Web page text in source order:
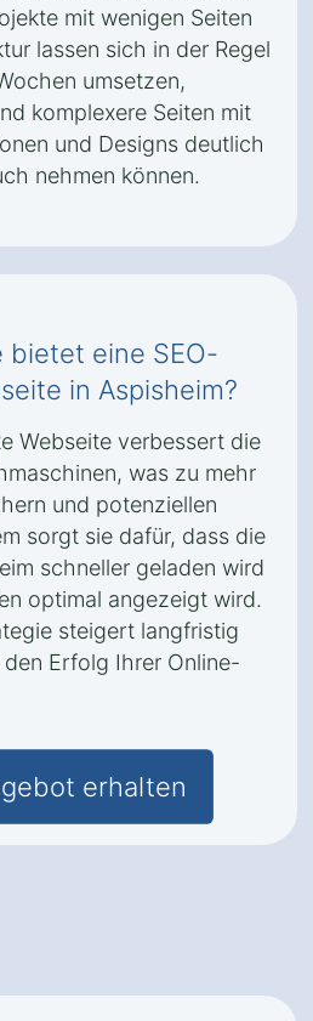
mit wenigen Seiten
lassen sich in der Regel
umsetzen,
komplexere Seiten mit
und Designs deutlich
nehmen können.
bietet eine SEO-
in Aspisheim?
Webseite verbessert die
was zu mehr
und potenziellen
sorgt sie dafür, dass die
schneller geladen wird
optimal angezeigt wird.
steigert langfristig
Erfolg Ihrer Online-
erhalten